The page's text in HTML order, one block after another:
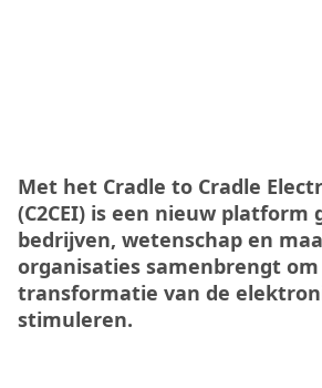
Met het Cradle to Cradle
(C2CEI) is een nieuw platform
bedrijven, wetenschap en
organisaties samenbrengt om
transformatie van de
stimuleren.